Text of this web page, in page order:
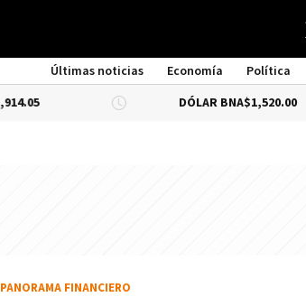
Últimas noticias Economía Política
DÓLAR BNA $1,520.00
PANORAMA FINANCIERO